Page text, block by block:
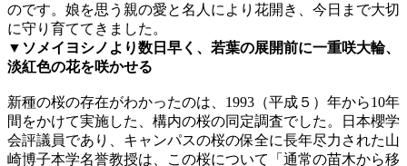
のです。娘を思う親の愛と名人により花開き、今日まで大切
に守り育ててきました。
▼ソメイヨシノより数日早く、若葉の展開前に一重咲大輪、
淡紅色の花を咲かせる
新種の桜の存在がわかったのは、1993（平成５）年から10年
間をかけて実施した、構内の桜の同定調査でした。日本櫻学
会評議員であり、キャンパスの桜の保全に長年尽力された山
崎博子本学名誉教授は、この桜について「通常の苗木から移